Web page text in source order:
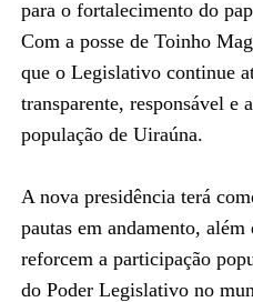
para o fortalecimento do
Com a posse de Toinho
que o Legislativo continue
transparente, responsável e
população de Uiraúna.
A nova presidência terá
pautas em andamento,
reforcem a participação
do Poder Legislativo no